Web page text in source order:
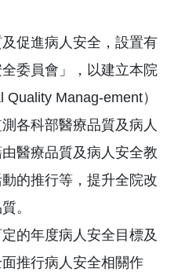
促進病人安全，設置有
全委員會」，以建立本院
Manag-ement）
各科部醫療品質及病人
醫療品質及病人安全教
的推行等，提升全院改
。
的年度病人安全目標及
推行病人安全相關作